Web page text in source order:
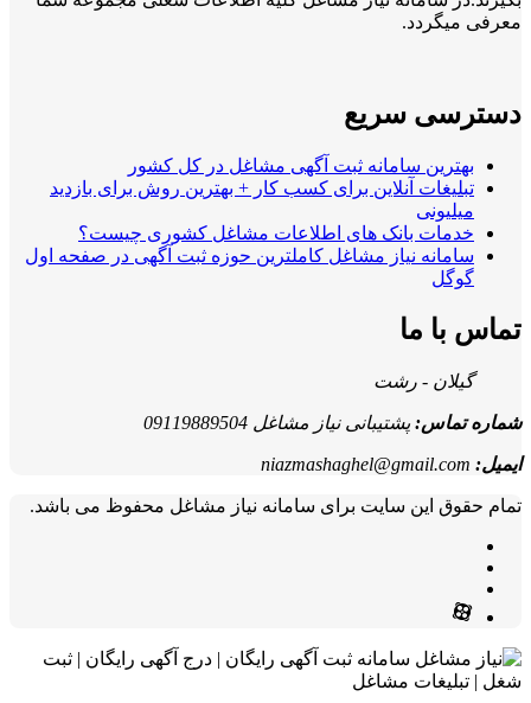
معرفی میگردد.
دسترسی سریع
بهترین سامانه ثبت آگهی مشاغل در کل کشور
تبلیغات آنلاین برای کسب کار + بهترین روش برای بازدید
میلیونی
خدمات بانک های اطلاعات مشاغل کشوری چیست؟
سامانه نیاز مشاغل کاملترین حوزه ثبت آگهی در صفحه اول
گوگل
تماس با ما
گیلان - رشت
شماره تماس:پشتیبانی نیاز مشاغل 09119889504
ایمیل: niazmashaghel@gmail.com
تمام حقوق این سایت برای سامانه نیاز مشاغل محفوظ می باشد.